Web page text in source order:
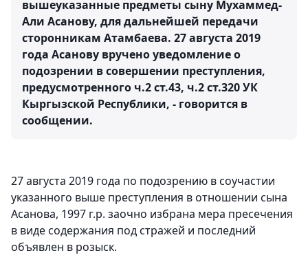
вышеуказанные предметы сыну Мухаммед-
Али Асанову, для дальнейшей передачи
сторонникам Атамбаева. 27 августа 2019
года Асанову вручено уведомление о
подозрении в совершении преступления,
предусмотренного ч.2 ст.43, ч.2 ст.320 УК
Кыргызской Республики, - говорится в
сообщении.
27 августа 2019 года по подозрению в соучастии
указанного выше преступления в отношении сына
Асанова, 1997 г.р. заочно избрана мера пресечения
в виде содержания под стражей и последний
объявлен в розыск.